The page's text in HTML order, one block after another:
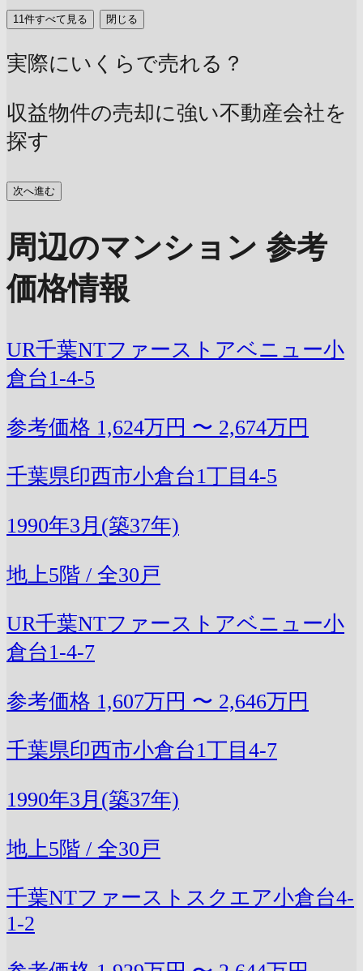
11件すべて見る 閉じる
実際にいくらで売れる？
収益物件の売却に強い不動産会社を
探す
次へ進む
周辺のマンション 参考
価格情報
UR千葉NTファーストアベニュー小
倉台1-4-5
参考価格 1,624万円 〜 2,674万円
千葉県印西市小倉台1丁目4-5
1990年3月(築37年)
地上5階 / 全30戸
UR千葉NTファーストアベニュー小
倉台1-4-7
参考価格 1,607万円 〜 2,646万円
千葉県印西市小倉台1丁目4-7
1990年3月(築37年)
地上5階 / 全30戸
千葉NTファーストスクエア小倉台4-
1-2